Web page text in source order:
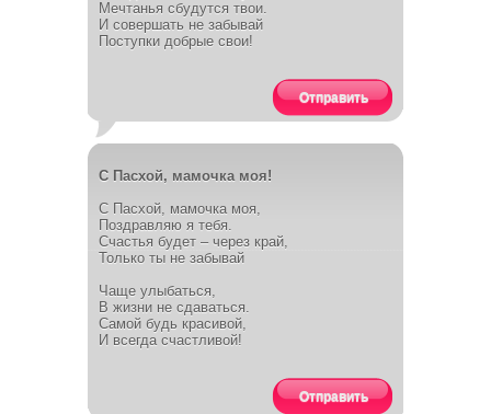
Мечтанья сбудутся твои.
И совершать не забывай
Поступки добрые свои!
Отправить
С Пасхой, мамочка моя!
С Пасхой, мамочка моя,
Поздравляю я тебя.
Счастья будет – через край,
Только ты не забывай
Чаще улыбаться,
В жизни не сдаваться.
Самой будь красивой,
И всегда счастливой!
Отправить